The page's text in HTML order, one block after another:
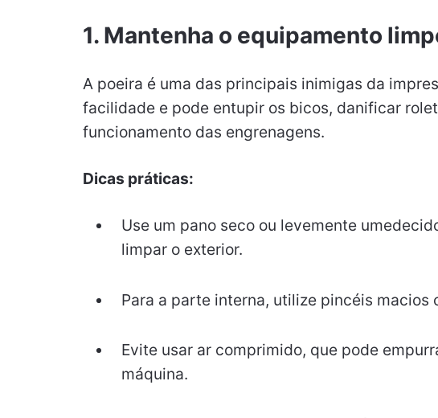
1. Mantenha o equipamento
A poeira é uma das principais inimigas da
facilidade e pode entupir os bicos, danificar
funcionamento das engrenagens.
Dicas práticas:
Use um pano seco ou levemente
limpar o exterior.
Para a parte interna, utilize pincéis
Evite usar ar comprimido, que pode
máquina.